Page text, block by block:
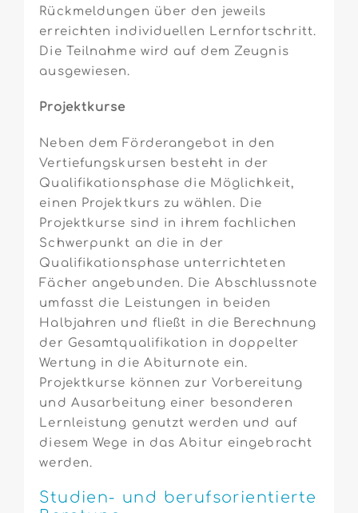
Rückmeldungen über den jeweils
erreichten individuellen Lernfortschritt.
Die Teilnahme wird auf dem Zeugnis
ausgewiesen.
Projektkurse
Neben dem Förderangebot in den
Vertiefungskursen besteht in der
Qualifikationsphase die Möglichkeit,
einen Projektkurs zu wählen. Die
Projektkurse sind in ihrem fachlichen
Schwerpunkt an die in der
Qualifikationsphase unterrichteten
Fächer angebunden. Die Abschlussnote
umfasst die Leistungen in beiden
Halbjahren und fließt in die Berechnung
der Gesamtqualifikation in doppelter
Wertung in die Abiturnote ein.
Projektkurse können zur Vorbereitung
und Ausarbeitung einer besonderen
Lernleistung genutzt werden und auf
diesem Wege in das Abitur eingebracht
werden.
Studien- und berufsorientierte